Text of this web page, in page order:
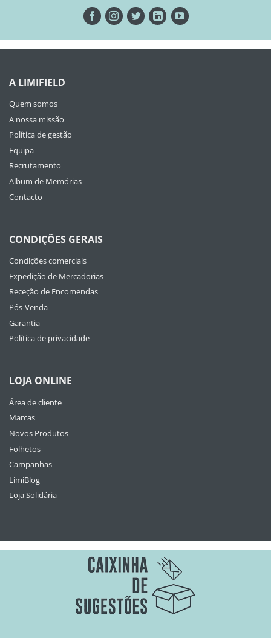
A LIMIFIELD
Quem somos
A nossa missão
Política de gestão
Equipa
Recrutamento
Album de Memórias
Contacto
CONDIÇÕES GERAIS
Condições comerciais
Expedição de Mercadorias
Receção de Encomendas
Pós-Venda
Garantia
Política de privacidade
LOJA ONLINE
Área de cliente
Marcas
Novos Produtos
Folhetos
Campanhas
LimiBlog
Loja Solidária